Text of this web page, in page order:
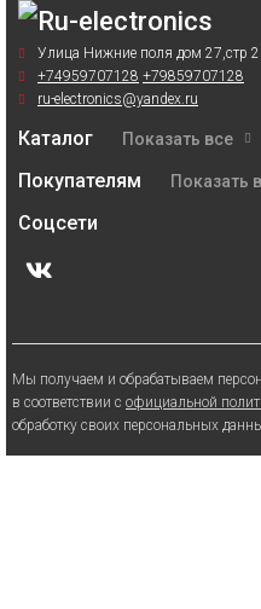
Улица Нижние поля дом 27,стр
+74959707128 +79859707128
ru-electronics@yandex.ru
Каталог Показать все
Покупателям Показать
Соцсети
Мы получаем и обрабатываем
в соответствии с официальной
обработку своих персональных